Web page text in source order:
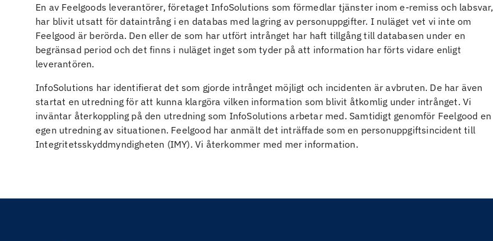
En av Feelgoods leverantörer, företaget InfoSolutions som förmedlar tjänster inom e-remiss och labsvar,
har blivit utsatt för dataintrång i en databas med lagring av personuppgifter. I nuläget vet vi inte om
Feelgood är berörda. Den eller de som har utfört intrånget har haft tillgång till databasen under en
begränsad period och det finns i nuläget inget som tyder på att information har förts vidare enligt
leverantören.
InfoSolutions har identifierat det som gjorde intrånget möjligt och incidenten är avbruten. De har även
startat en utredning för att kunna klargöra vilken information som blivit åtkomlig under intrånget. Vi
inväntar återkoppling på den utredning som InfoSolutions arbetar med. Samtidigt genomför Feelgood en
egen utredning av situationen. Feelgood har anmält det inträffade som en personuppgiftsincident till
Integritetsskyddmyndigheten (IMY). Vi återkommer med mer information.